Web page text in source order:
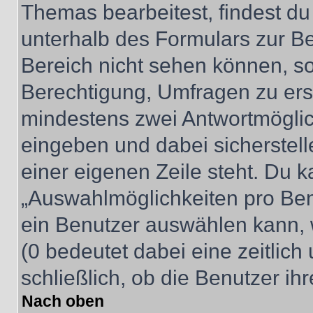
Themas bearbeitest, findest
unterhalb des Formulars zur
Bereich nicht sehen können,
Berechtigung, Umfragen zu
mindestens zwei
eingeben und dabei
einer eigenen Zeile steht. Du
„Auswahlmöglichkeiten pro
ein Benutzer auswählen
(0 bedeutet dabei eine
schließlich, ob die Benutzer
Nach oben